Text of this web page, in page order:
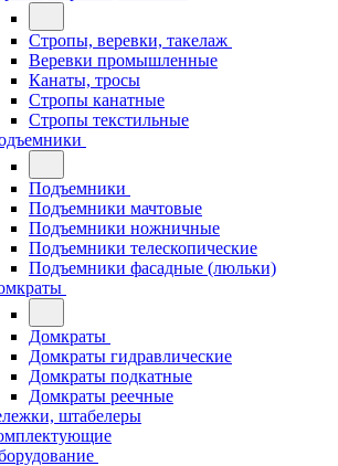
Стропы, веревки, такелаж
Веревки промышленные
Канаты, тросы
Стропы канатные
Стропы текстильные
Подъемники
Подъемники мачтовые
Подъемники ножничные
Подъемники телескопические
Подъемники фасадные (люльки)
Домкраты
Домкраты гидравлические
Домкраты подкатные
Домкраты реечные
штабелеры